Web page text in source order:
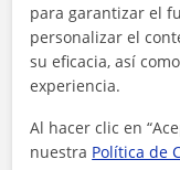
para garantizar el
personalizar el
su eficacia, así
experiencia.
Al hacer clic en
nuestra Política de